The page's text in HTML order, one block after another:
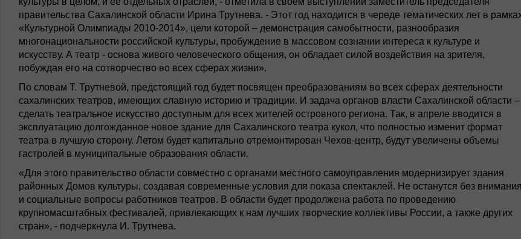
правительства Сахалинской области Ирина Трутнева. - Этот год находится в череде тематических лет в
«Культурной Олимпиады 2010-2014», цели которой – демонстрация самобытности, разнообразия
многонациональности российской культуры, пробуждение в массовом сознании интереса к культуре и
искусству. А театр - основа живого человеческого общения, он обладает силой воздействия на зрителя,
побуждая его на сотворчество во всех сферах жизни».
По словам Т. Трутневой, предстоящий год будет посвящен преобразованиям во всех сферах деятельности
сахалинских театров, имеющих славную историю и традиции. И задача органов власти Сахалинской области –
сделать театральное искусство доступным для всех жителей островного региона. Так, в апреле вводится в
эксплуатацию долгожданное новое здание для Сахалинского театра кукол, что полностью изменит формат
театра в лучшую сторону. Летом будет капитально отремонтирован Чехов-центр, будут увеличены объемы
гастролей в муниципальные образования области.
«Для этого правительство области совместно с органами местного самоуправления модернизирует здания
районных Домов культуры, создавая современные условия для показа спектаклей. Не останутся без внимания
и социальные вопросы работников театров. В области будет продолжена работа по проведению
крупномасштабных фестивалей, привлекающих к нам лучших творческие коллективы России, а также других
стран», - подчеркнула И. Трутнева.